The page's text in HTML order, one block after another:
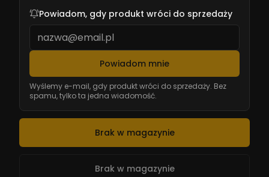
Powiadom, gdy produkt wróci do sprzedaży
Powiadom mnie
Wyślemy e-mail, gdy produkt wróci do sprzedaży. Bez
spamu, tylko ta jedna wiadomość.
Brak w magazynie
Brak w magazynie